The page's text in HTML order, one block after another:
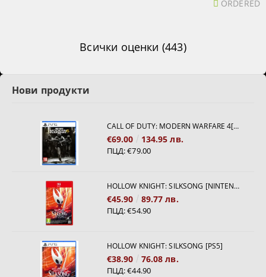
ORDERED
Всички оценки (443)
Нови продукти
CALL OF DUTY: MODERN WARFARE 4[PS5]
€69.00 134.95 лв.
ПЦД:€79.00
HOLLOW KNIGHT: SILKSONG [NINTENDO SWITCH 2]
€45.90 89.77 лв.
ПЦД:€54.90
HOLLOW KNIGHT: SILKSONG [PS5]
€38.90 76.08 лв.
ПЦД:€44.90